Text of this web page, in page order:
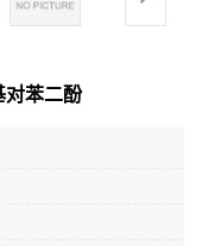
对苯二酚